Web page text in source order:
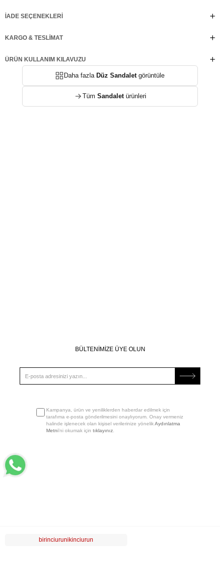
İADE SEÇENEKLERI
KARGO & TESLIMAT
ÜRÜN KULLANIM KILAVUZU
Daha fazla Düz Sandalet görüntüle
Tüm Sandaletürünleri
birinciurunikinciurun
BÜLTENİMİZE ÜYE OLUN
Kampanya, ürün ve yeniliklerden haberdar edilmek için
tarafıma e-posta gönderilmesini onaylıyorum. Onay vermeniz
halinde işlenecek olan kişisel verilerinize yönelikAydınlatma
Metni’ni okumak için tıklayınız.